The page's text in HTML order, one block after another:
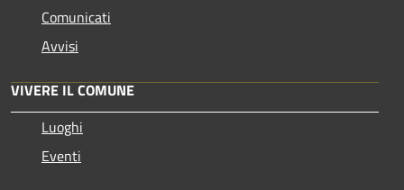
Comunicati
Avvisi
VIVERE IL COMUNE
Luoghi
Eventi